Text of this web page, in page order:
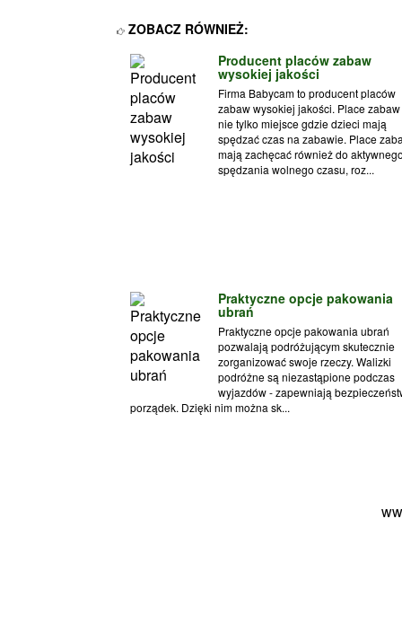
ZOBACZ RÓWNIEŻ:
Producent placów zabaw
wysokiej jakości
Firma Babycam to producent placów
zabaw wysokiej jakości. Place zabaw
nie tylko miejsce gdzie dzieci mają
spędzać czas na zabawie. Place
mają zachęcać również do
spędzania wolnego czasu, roz...
Praktyczne opcje pakowania
ubrań
Praktyczne opcje pakowania ubrań
pozwalają podróżującym skutecznie
zorganizować swoje rzeczy. Walizki
podróżne są niezastąpione podczas
wyjazdów - zapewniają
porządek. Dzięki nim można sk...